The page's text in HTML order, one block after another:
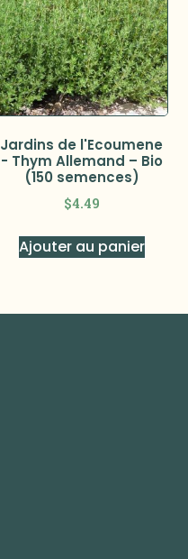
Jardins de l'Ecoumene
- Thym Allemand – Bio
(150 semences)
$4.49
Ajouter au panier